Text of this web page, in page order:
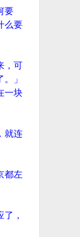
要
么要
，可
」
一块
就连
都左
，